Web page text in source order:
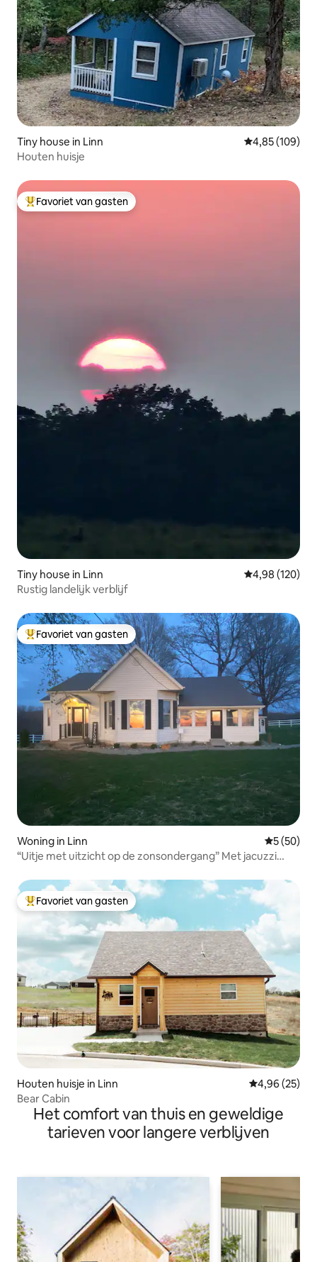
Tiny house in Linn Gemiddelde
4,85 (109)
Houten huisje
Topfavoriet van gasten
Favoriet van gasten
Tiny house in Linn Gemiddelde
4,98 (120)
Rustig landelijk verblijf
Topfavoriet van gasten
Favoriet van gasten
Woning in Linn
5 (50)
“Uitje met uitzicht op de zonsondergang” Met jacuzzi
Topfavoriet van gasten
Favoriet van gasten
Houten huisje in Linn Gemiddelde
4,96 (25)
Bear Cabin
Het comfort van thuis en geweldige
tarieven voor langere verblijven